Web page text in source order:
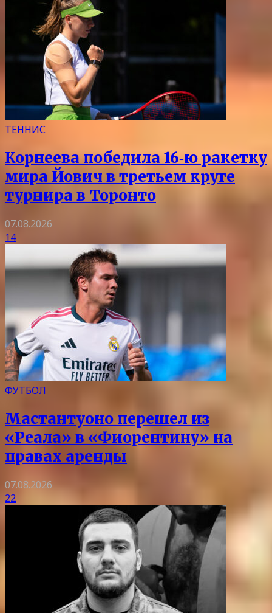
ТЕННИС
Корнеева победила 16‑ю ракетку
мира Йович в третьем круге
турнира в Торонто
07.08.2026
14
ФУТБОЛ
Мастантуоно перешел из
«Реала» в «Фиорентину» на
правах аренды
07.08.2026
22